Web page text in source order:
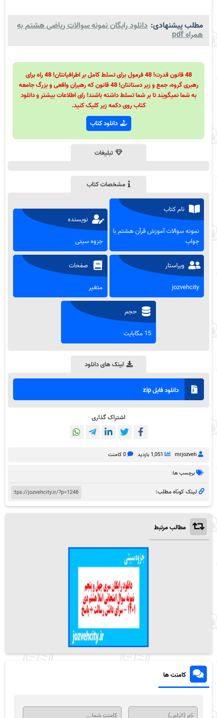
مطلب پیشنهادی: دانلود رایگان نمونه سوالات ریاضی هشتم به
همراه pdf
48 قانون قدرت! 48 فرمول برای تسلط کامل بر اطرافیانتان! 48 راه برای
رهبری گروه، جمع و زیر دستانتان! 48 قانون که رهبران واقعی و بزرگ جامعه
به شما نمیگویند تا بر شما تسلط داشته باشند! رای اطلاعات بیشتر و دانلود
کتاب روی دکمه زیر کلیک کنید.
دانلود کتاب
تبلیغات
مشخصات کتاب
نام کتاب
نمونه سوالات آموزش قرآن هشتم با
جواب
نویسنده
جزوه سیتی
ویراستار
jozvehcity
صفحات
متغیر
حجم
15 مگابایت
لینک های دانلود
دانلود فایل zip
اشتراک گذاری
mrjozveh 1,051 بازدید 0 کامنت
برچسب ها:
لینک کوتاه مطلب:
مطالب مرتبط
کامنت ها